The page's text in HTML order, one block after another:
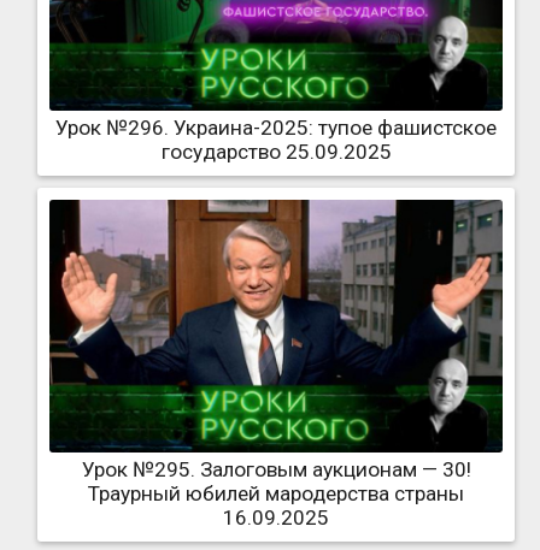
Урок №296. Украина-2025: тупое фашистское
государство 25.09.2025
Урок №295. Залоговым аукционам — 30!
Траурный юбилей мародерства страны
16.09.2025